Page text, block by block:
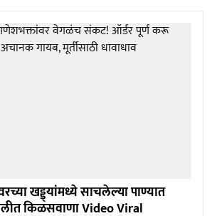
खड्ड्यांमध्ये साचलेल्या पाण्यात
किळसवाणा Video Viral